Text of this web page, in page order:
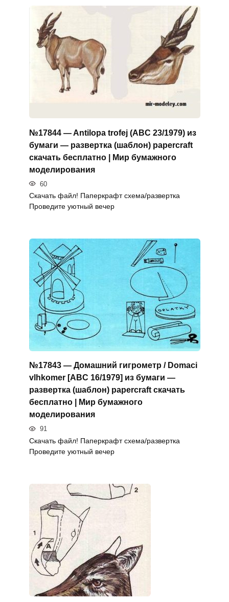
№17844 — Antilopa trofej (ABC 23/1979) из
бумаги — развертка (шаблон) papercraft
скачать бесплатно | Мир бумажного
моделирования
60
Скачать файл! Паперкрафт схема/развертка
Проведите уютный вечер
№17843 — Домашний гигрометр / Domaci
vlhkomer [ABC 16/1979] из бумаги —
развертка (шаблон) papercraft скачать
бесплатно | Мир бумажного
моделирования
91
Скачать файл! Паперкрафт схема/развертка
Проведите уютный вечер